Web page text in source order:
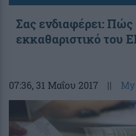
Σας ενδιαφέρει:
εκκαθαριστικό του
07:36, 31 Μαΐου 2017 ||